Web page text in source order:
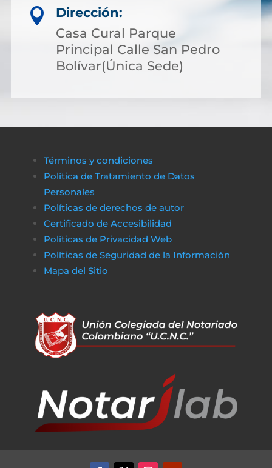

Dirección:
Casa Cural Parque
Principal Calle San Pedro
Bolívar(Única Sede)
Términos y condiciones
Política de Tratamiento de Datos
Personales
Políticas de derechos de autor
Certificado de Accesibilidad
Políticas de Privacidad Web
Políticas de Seguridad de la Información
Mapa del Sitio